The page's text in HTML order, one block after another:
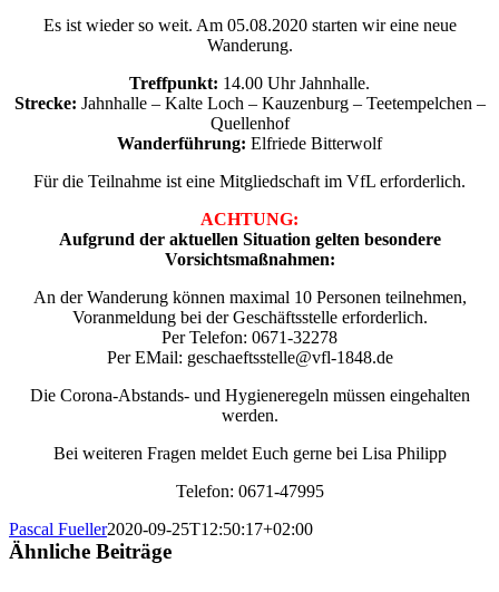
Es ist wieder so weit. Am 05.08.2020 starten wir eine neue
Wanderung.
Treffpunkt: 14.00 Uhr Jahnhalle.
Strecke: Jahnhalle – Kalte Loch – Kauzenburg – Teetempelchen –
Quellenhof
Wanderführung: Elfriede Bitterwolf
Für die Teilnahme ist eine Mitgliedschaft im VfL erforderlich.
ACHTUNG:
Aufgrund der aktuellen Situation gelten besondere
Vorsichtsmaßnahmen:
An der Wanderung können maximal 10 Personen teilnehmen,
Voranmeldung bei der Geschäftsstelle erforderlich.
Per Telefon: 0671-32278
Per EMail: geschaeftsstelle@vfl-1848.de
Die Corona-Abstands- und Hygieneregeln müssen eingehalten
werden.
Bei weiteren Fragen meldet Euch gerne bei Lisa Philipp
Telefon: 0671-47995
Pascal Fueller2020-09-25T12:50:17+02:00
Ähnliche Beiträge